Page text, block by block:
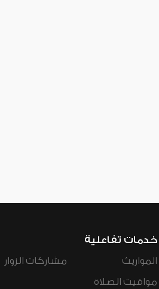
خدمات تفاعلية
المواريث
مواقيت الصلاة
مشاركات الزوار